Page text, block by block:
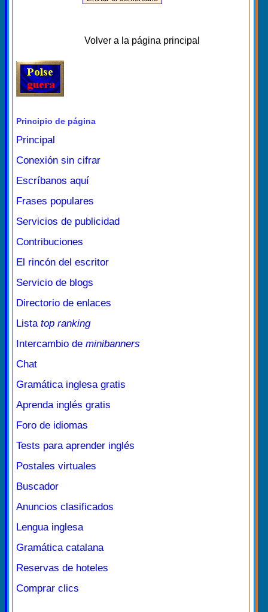
Volver a la página principal
Principio de página
Principal
Conexión sin cifrar
Escríbanos aquí
Frases populares
Servicios de publicidad
Contribuciones
El rincón del escritor
Servicio de blogs
Directorio de enlaces
Lista top ranking
Intercambio de minibanners
Chat
Gramática inglesa gratis
Aprenda inglés gratis
Foro de idiomas
Tests para aprender inglés
Postales virtuales
Buscador
Anuncios clasificados
Lengua inglesa
Gramática catalana
Reservas de hoteles
Comprar clics